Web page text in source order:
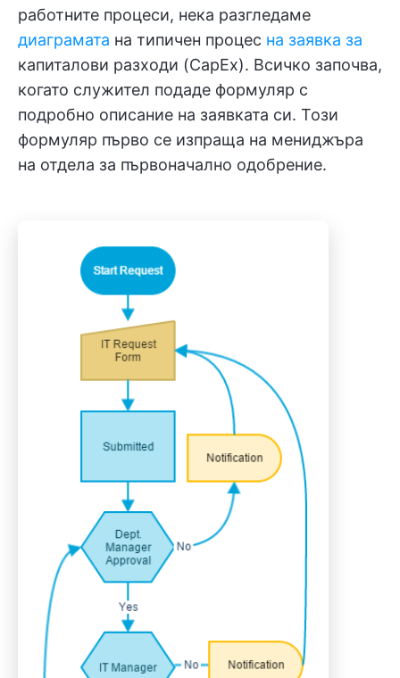
работните процеси, нека разгледаме
диаграмата на типичен процес на заявка за
капиталови разходи (CapEx). Всичко започва,
когато служител подаде формуляр с
подробно описание на заявката си. Този
формуляр първо се изпраща на мениджъра
на отдела за първоначално одобрение.